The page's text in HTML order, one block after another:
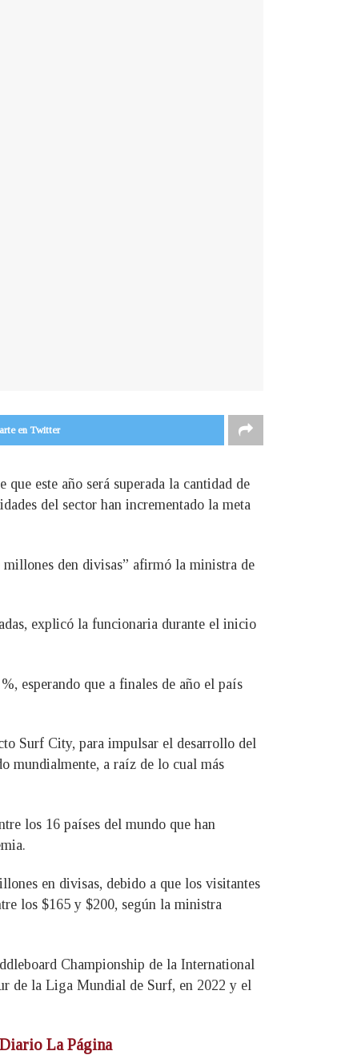
en Twitter
este año será superada la cantidad de
del sector han incrementado la meta
den divisas” afirmó la ministra de
explicó la funcionaria durante el inicio
esperando que a finales de año el país
Surf City, para impulsar el desarrollo del
mundialmente, a raíz de lo cual más
los 16 países del mundo que han
en divisas, debido a que los visitantes
los $165 y $200, según la ministra
Championship de la International
de la Liga Mundial de Surf, en 2022 y el
La Página